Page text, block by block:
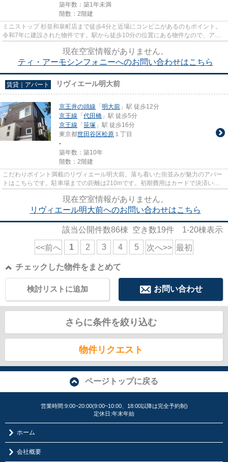
築年数：築1年未満
階数：2階建
ミニストップ 杉並和泉町店まで徒歩4分と近場にコンビニがあるのもポイント。
令和7年に建設された物件です。駅から徒歩10分の位置にある物件なので、アク
現在空室情報がありません。
ティ・アーモシンフォニーへのお問い合わせはこちら
賃貸｜アパート リヴィエール明大前
京王井の頭線 「 明大前 」駅 徒歩12分
京王線 「 代田橋 」駅 徒歩5分
京王線 「 笹塚 」駅 徒歩16分
東京都世田谷区松原 １丁目
-
築年数：築10年
階数：2階建
こだわりポイント満載のリヴィエール明大前。落ち着いた街並みが魅力のアパー
トはこちらです。駐車場までの距離は210mです。初期費用はカードで決済いた
現在空室情報がありません。
リヴィエール明大前へのお問い合わせはこちら
該当公開件数86棟 空き数19件 1-20棟表示
<<前へ 1 2 3 4 5 次へ>> 最初
チェックした物件をまとめて
お問い合わせ
検討リストに追加
さらに条件を絞り込む
物件リクエスト
ページトップに戻る
営業時間:9:00~20:00(9:00~10:00、18:00以降は完全予約制)
定休日:年末年始
ホーム
会社概要